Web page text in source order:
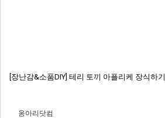
[장난감&소품DIY] 테리 토끼 아플리케 장식하기
옹아리닷컴